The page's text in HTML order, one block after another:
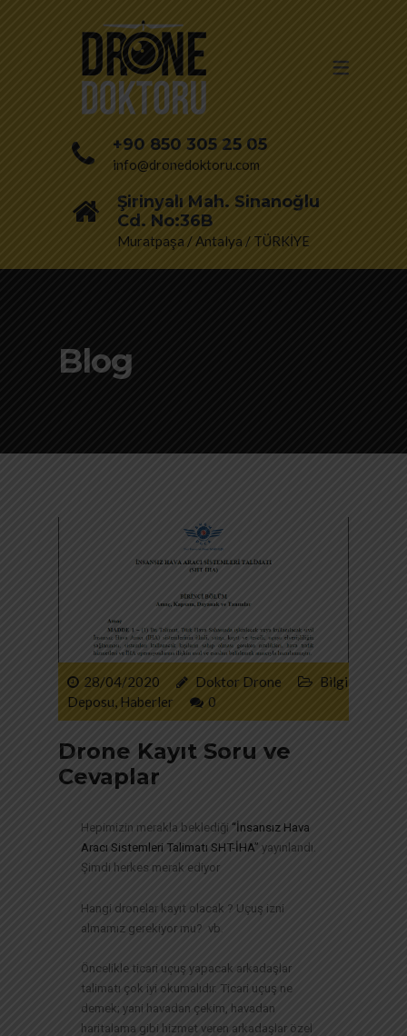
+90 850 305 25 05
info@dronedoktoru.com
Şirinyalı Mah. Sinanoğlu
Cd. No:36B
Muratpaşa / Antalya / TÜRKİYE
Blog
28/04/2020 Doktor Drone
Bilgi
Deposu, Haberler 0
Drone Kayıt Soru ve
Cevaplar
Hepimizin merakla beklediği “İnsansız Hava
Aracı Sistemleri Talimatı SHT-İHA” yayınlandı.
Şimdi herkes merak ediyor
Hangi dronelar kayıt olacak ? Uçuş izni
almamız gerekiyor mu? vb.
Öncelikle ticari uçuş yapacak arkadaşlar
talimatı çok iyi okumalıdır. Ticari uçuş ne
demek; yani havadan çekim, havadan
haritalama gibi hizmet veren arkadaşlar özel